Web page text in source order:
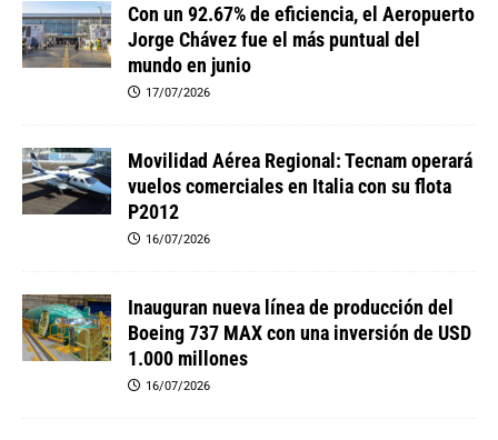
Con un 92.67% de eficiencia, el Aeropuerto
Jorge Chávez fue el más puntual del
mundo en junio
17/07/2026
Movilidad Aérea Regional: Tecnam operará
vuelos comerciales en Italia con su flota
P2012
16/07/2026
Inauguran nueva línea de producción del
Boeing 737 MAX con una inversión de USD
1.000 millones
16/07/2026